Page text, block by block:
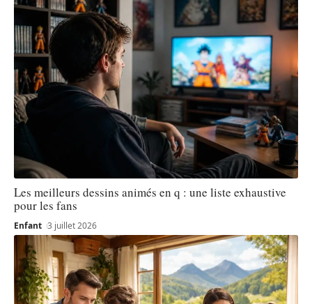
Les meilleurs dessins animés en q : une liste exhaustive
pour les fans
Enfant 3 juillet 2026